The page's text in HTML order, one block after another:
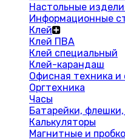
Настольные
Информационные
Клей
Клей ПВА
Клей специальный
Клей-карандаш
Офисная техника и
Оргтехника
Часы
Батарейки,
Калькуляторы
Магнитные и